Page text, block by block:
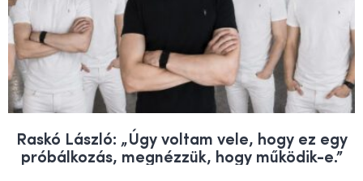
Raskó László: „Úgy voltam vele, hogy ez egy
próbálkozás, megnézzük, hogy működik-e.”